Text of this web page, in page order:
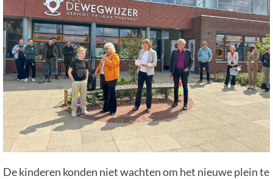
De kinderen konden niet wachten om het nieuwe plein te